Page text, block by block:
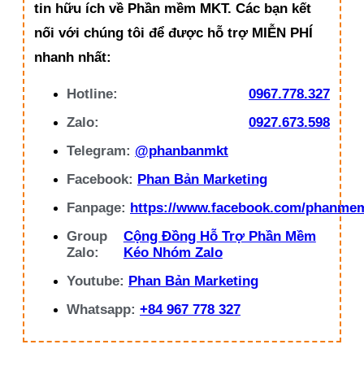
tin hữu ích về Phần mềm MKT. Các bạn kết
nối với chúng tôi để được hỗ trợ MIỄN PHÍ
nhanh nhất:
Hotline:
0967.778.327
Zalo:
0927.673.598
Telegram: @phanbanmkt
Facebook: Phan Bản Marketing
Fanpage: https://www.facebook.com/
Group
Zalo:
Cộng Đồng Hỗ Trợ Phần Mềm
Kéo Nhóm Zalo
Youtube: Phan Bản Marketing
Whatsapp: +84 967 778 327